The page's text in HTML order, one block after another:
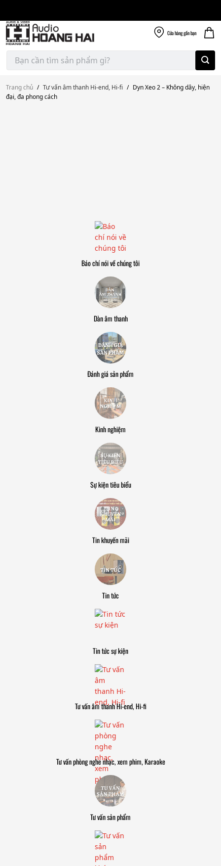
content
Cửa hànggần bạn
Tìm
kiếm:
Trang chủ / Tư vấn âm thanh Hi-end, Hi-fi / Dyn Xeo 2 – Không dây, hiện
đại, đa phong cách
Báo chí nói về chúng tôi
Dàn âm thanh
Đánh giá sản phẩm
Kinh nghiệm
Sự kiện tiêu biểu
Tin khuyến mãi
Tin tức
Tin tức sự kiện
Tư vấn âm thanh Hi-end, Hi-fi
Tư vấn phòng nghe nhạc, xem phim, Karaoke
Tư vấn sản phẩm